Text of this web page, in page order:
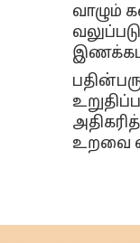
வாழும்
உறவை